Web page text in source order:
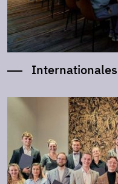
Internationales